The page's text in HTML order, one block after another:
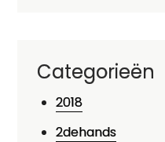
Categorieën
2018
2dehands